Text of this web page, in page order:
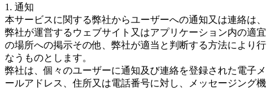
1. 通知
本サービスに関する弊社からユーザーへの通知又は連絡は、
弊社が運営するウェブサイト又はアプリケーション内の適宜
の場所への掲示その他、弊社が適当と判断する方法により行
なうものとします。
弊社は、個々のユーザーに通知及び連絡を登録された電子メ
ールアドレス、住所又は電話番号に対し、メッセージング機